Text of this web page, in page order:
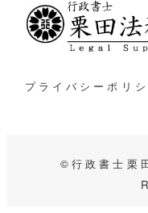
プライバシーポリシ
©行政書士